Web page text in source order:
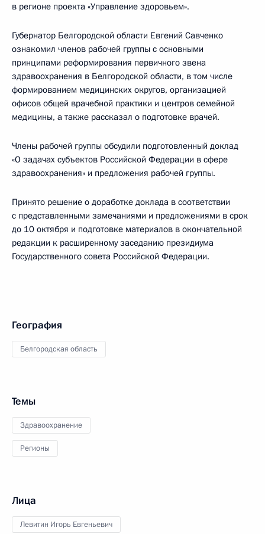
в регионе проекта «Управление здоровьем».
Губернатор Белгородской области Евгений Савченко
ознакомил членов рабочей группы с основными
принципами реформирования первичного звена
здравоохранения в Белгородской области, в том числе
формированием медицинских округов, организацией
офисов общей врачебной практики и центров семейной
медицины, а также рассказал о подготовке врачей.
Члены рабочей группы обсудили подготовленный доклад
«О задачах субъектов Российской Федерации в сфере
здравоохранения» и предложения рабочей группы.
Принято решение о доработке доклада в соответствии
с представленными замечаниями и предложениями в срок
до 10 октября и подготовке материалов в окончательной
редакции к расширенному заседанию президиума
Государственного совета Российской Федерации.
География
Белгородская область
Темы
Здравоохранение
Регионы
Лица
Левитин Игорь Евгеньевич